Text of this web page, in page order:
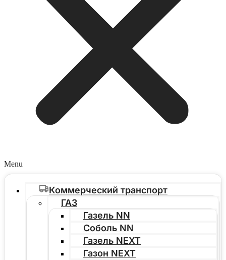
Menu
Коммерческий транспорт
ГАЗ
Газель NN
Соболь NN
Газель NEXT
Газон NEXT